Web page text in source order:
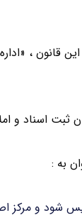
قانون ،
ثبت اسناد و
به :
شود و مرکز